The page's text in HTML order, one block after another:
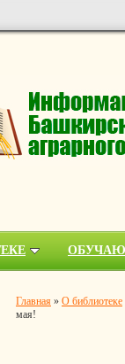
Главная » О библиотеке
мая!